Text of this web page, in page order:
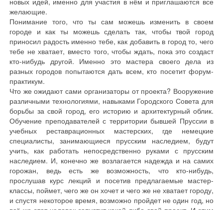
желающие.
Понимание того, что ты сам можешь изменить в своем
городе и как ты можешь сделать так, чтобы твой город
приносил радость именно тебе, как добавить в город то, чего
тебе не хватает, вместо того, чтобы ждать, пока это создаст
кто-нибудь другой. Именно это мастера своего дела из
разных городов попытаются дать всем, кто посетит форум-
практикум.
Что же ожидают сами организаторы от проекта? Вооружение
различными технологиями, навыками Городского Совета для
борьбы за свой город, его историю и архитектурный облик.
Обучение преподавателей с территории бывшей Пруссии в
учебных реставрационных мастерских, где немецкие
специалисты, занимающиеся прусским наследием, будут
учить, как работать непосредственно руками с прусским
наследием. И, конечно же возлагается надежда и на самих
горожан, ведь есть же возможность, что кто-нибудь,
прослушав курс лекций и посетив предлагаемые мастер-
классы, поймет, чего же он хочет и чего же не хватает городу,
и спустя некоторое время, возможно пройдет не один год, но